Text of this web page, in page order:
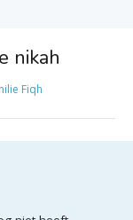
nikah
Fiqh